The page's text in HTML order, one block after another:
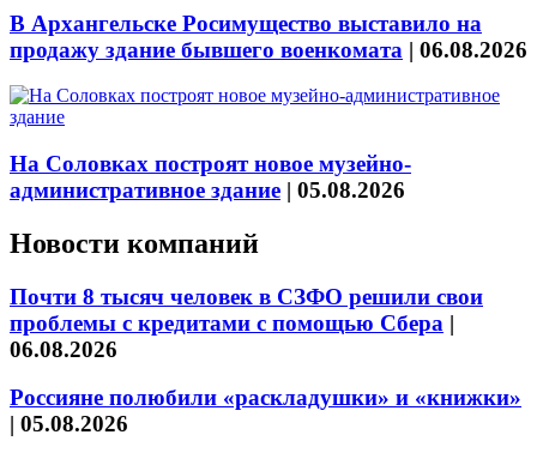
В Архангельске Росимущество выставило на
продажу здание бывшего военкомата | 06.08.2026
На Соловках построят новое музейно-
административное здание | 05.08.2026
Новости компаний
Почти 8 тысяч человек в СЗФО решили свои
проблемы с кредитами с помощью Сбера |
06.08.2026
Россияне полюбили «раскладушки» и «книжки»
| 05.08.2026